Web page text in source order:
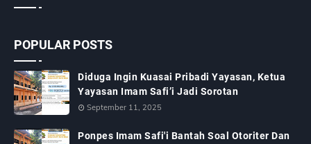
POPULAR POSTS
Diduga Ingin Kuasai Pribadi Yayasan, Ketua
Yayasan Imam Safi’i Jadi Sorotan
September 11, 2025
Ponpes Imam Safi'i Bantah Soal Otoriter Dan